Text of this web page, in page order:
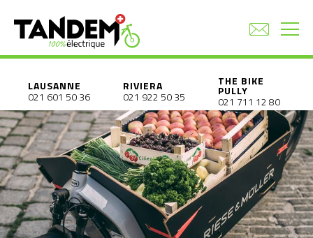
LAUSANNE
021 601 50 36
RIVIERA
021 922 50 35
THE BIKE
PULLY
021 711 12 80